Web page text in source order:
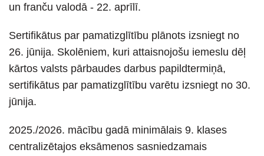
un franču valodā - 22. aprīlī.
Sertifikātus par pamatizglītību plānots izsniegt no
26. jūnija. Skolēniem, kuri attaisnojošu iemeslu dēļ
kārtos valsts pārbaudes darbus papildtermiņā,
sertifikātus par pamatizglītību varētu izsniegt no 30.
jūnija.
2025./2026. mācību gadā minimālais 9. klases
centralizētajos eksāmenos sasniedzamais